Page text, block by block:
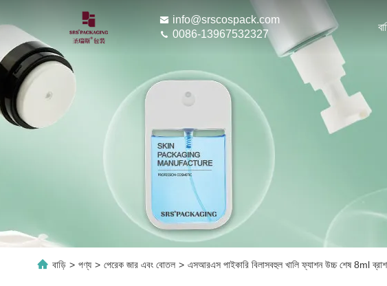
info@srscospack.com
0086-13967532327
বাড়ি > পণ্য > পেরেক জার এবং বোতল > এসআরএস পাইকারি বিলাসবহুল খালি ফ্যাশন উচ্চ শেষ 8ml